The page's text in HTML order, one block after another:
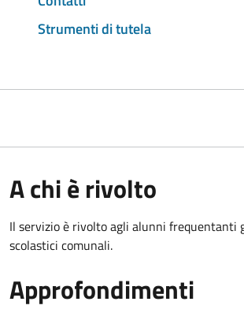
Strumenti di tutela
A chi è rivolto
Il servizio è rivolto agli alunni frequentanti
scolastici comunali.
Approfondimenti